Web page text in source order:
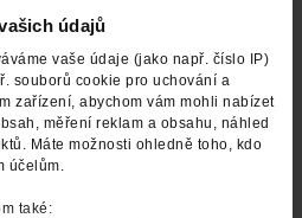
údajů
vaše údaje (jako např. číslo IP)
souborů cookie pro uchování a
zařízení, abychom vám mohli nabízet
měření reklam a obsahu, náhled
Máte možnosti ohledně toho, kdo
účelům.
také: